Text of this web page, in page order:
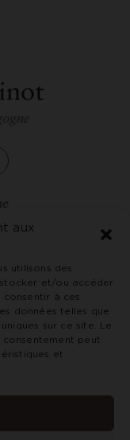
aux
utilisons des
et/ou accéder
à ces
données telles que
sur ce site. Le
peut
et
79
de boissons
de 18 ans.